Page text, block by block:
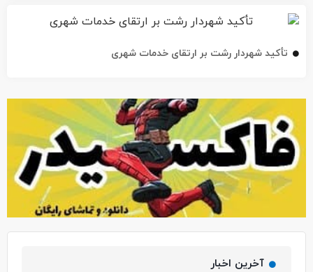
تأکید شهردار رشت بر ارتقای خدمات شهری
آخرین اخبار